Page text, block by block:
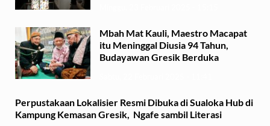
Mbah Mat Kauli, Maestro Macapat
itu Meninggal Diusia 94 Tahun,
Budayawan Gresik Berduka
Perpustakaan Lokalisier Resmi Dibuka di Sualoka Hub di
Kampung Kemasan Gresik, Ngafe sambil Literasi